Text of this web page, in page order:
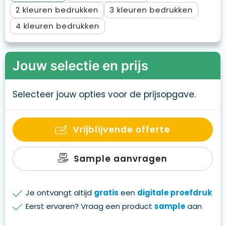
2
3
4
Jouw selectie en prijs
Selecteer jouw opties voor de prijsopgave.
Vrijblijvende offerte
Sample aanvragen
Je ontvangt altijd gratis een digitale proefdruk
Eerst ervaren? Vraag een product sampleaan